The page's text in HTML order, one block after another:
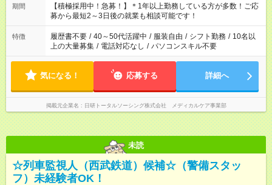
たくない」 など、ご希望を教えてくださいね。 ※Wワーク希望
の方へ 今ご覧のお仕事で希望する勤務時間と、もう1つのお仕事
の勤務時間。 合計で週40時間を超える場合は応募できません。
期間
【積極採用中！急募！】＊1年以上勤務している方が多数！ご応
募から最短2～3日後の就業も相談可能です！
特徴 履歴書不要 / 40～50代活躍中 / 服装自由 / シフト勤務 / 10名以
上の大量募集 / 電話対応なし / パソコンスキル不要
気になる！ 応募する 詳細へ
掲載元企業名 日研トータルソーシング株式会社 メディカルケア事業部
未読
☆列車監視人（西武鉄道）候補☆（警備スタッ
フ）未経験者OK！